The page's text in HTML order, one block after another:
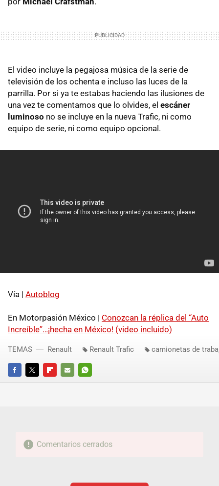
El video incluye la pegajosa música de la serie de
televisión de los ochenta e incluso las luces de la
parrilla. Por si ya te estabas haciendo las ilusiones de
una vez te comentamos que lo olvides, el escáner
luminoso no se incluye en la nueva Trafic, ni como
equipo de serie, ni como equipo opcional.
Vía | Autoblog
En Motorpasión México | Conozcan la réplica del “Auto
Increíble”…¡hecha en México! (video incluido)
FACEBOOKTWITTERFLIPBOARD
E-
WHATSAPP
TEMAS Renault Renault Trafic camionetas de
Comentarios cerrados